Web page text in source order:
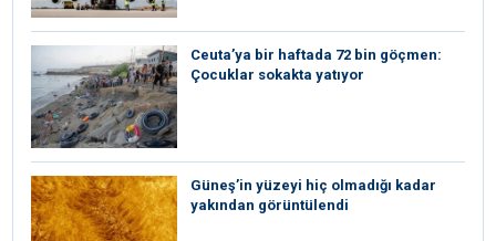
Ceuta’ya bir haftada 72 bin göçmen:
Çocuklar sokakta yatıyor
Güneş’in yüzeyi hiç olmadığı kadar
yakından görüntülendi